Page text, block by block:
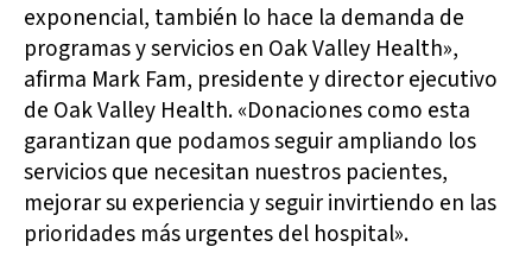
exponencial, también lo hace la demanda de
programas y servicios en Oak Valley Health»,
afirma Mark Fam, presidente y director ejecutivo
de Oak Valley Health. «Donaciones como esta
garantizan que podamos seguir ampliando los
servicios que necesitan nuestros pacientes,
mejorar su experiencia y seguir invirtiendo en las
prioridades más urgentes del hospital».